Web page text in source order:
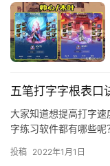
五笔打字字根表口
大家知道想提高打字
字练习软件都有哪些
非常直观，设计的存档
投稿 2022年1月1日